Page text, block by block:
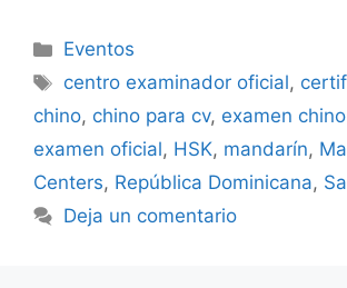
Eventos
centro examinador oficial,
chino, chino para cv, examen
examen oficial, HSK, mandarín,
Centers, República Dominicana,
Deja un comentario